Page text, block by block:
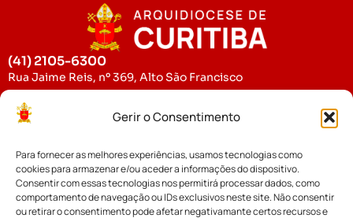
Gerir o Consentimento
Para fornecer as melhores experiências, usamos tecnologias como
cookies para armazenar e/ou aceder a informações do dispositivo.
Consentir com essas tecnologias nos permitirá processar dados, como
comportamento de navegação ou IDs exclusivos neste site. Não consentir
ou retirar o consentimento pode afetar negativamante certos recursos e
(41) 2105-6300
Rua Jaime Reis, nº 369, Alto São Francisco
comunicacao@mitradecuritiba.org.br
Arquidiocese
História
Espiritualidade
Santo do Dia